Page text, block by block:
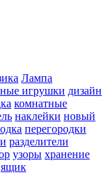
Лампа
игрушки дизайн
комнатные
наклейки новый
перегородки
разделители
узоры хранение
ящик